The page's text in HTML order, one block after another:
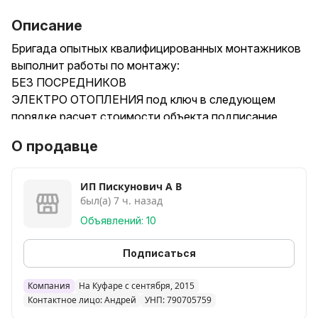
Описание
Бригада опытных квалифицированных монтажников
выполнит работы по монтажу:
БЕЗ ПОСРЕДНИКОВ
ЭЛЕКТРО ОТОПЛЕНИЯ под ключ в следующем
порядке расчет стоимости объекта подписание
монтаж выдача сопроводительной документации
МОНТАЖ и ЗАМЕНА электропроводки в квартирах
домах
ОБСЛУЖИВАНИЕ объектов
О продавце
ИП Пискунович А В
был(а) 7 ч. назад
Объявлений: 10
Подписаться
Компания
На Куфаре с сентября, 2015
Контактное лицо: Андрей
УНП: 790705759